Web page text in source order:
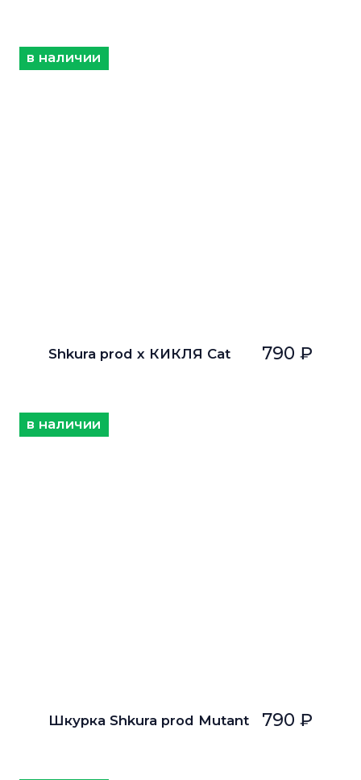
Shkura prod х КИКЛЯ Cat 790 ₽
в наличии
Шкурка Shkura prod Mutant 790 ₽
в наличии